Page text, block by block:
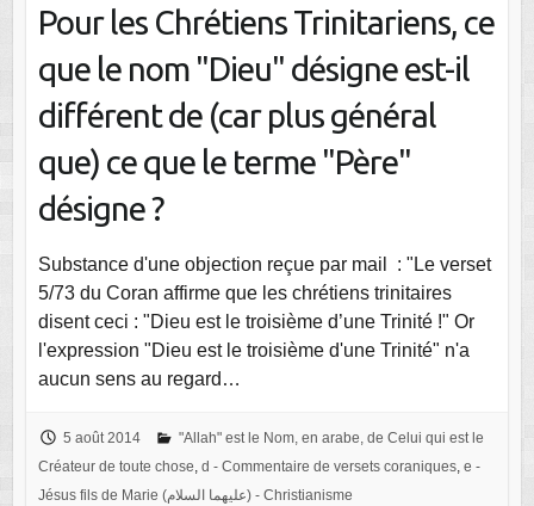
Pour les Chrétiens Trinitariens, ce
que le nom "Dieu" désigne est-il
différent de (car plus général
que) ce que le terme "Père"
désigne ?
Substance d'une objection reçue par mail : "Le verset
5/73 du Coran affirme que les chrétiens trinitaires
disent ceci : "Dieu est le troisième d’une Trinité !" Or
l'expression "Dieu est le troisième d'une Trinité" n'a
aucun sens au regard…
5 août 2014
"Allah" est le Nom, en arabe, de Celui qui est le
Créateur de toute chose, d - Commentaire de versets coraniques, e -
Jésus fils de Marie (عليهما السلام) - Christianisme